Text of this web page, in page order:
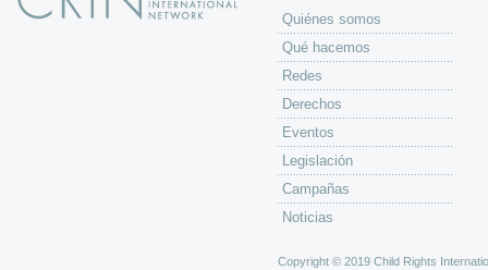
Quiénes somos
Qué hacemos
Redes
Derechos
Eventos
Legislación
Campañas
Noticias
Copyright © 2019 Child Rights